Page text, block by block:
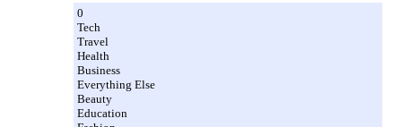
0
Tech
Travel
Health
Business
Everything Else
Beauty
Education